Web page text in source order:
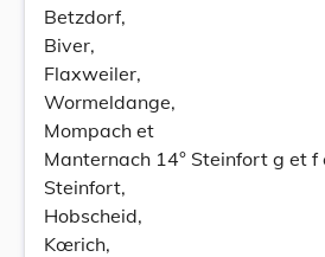
Betzdorf,
Biver,
Flaxweiler,
Wormeldange,
Mompach et
Manternach 14° Steinfort g et f
Steinfort,
Hobscheid,
Kœrich,